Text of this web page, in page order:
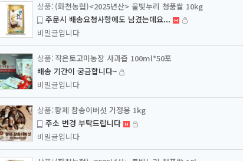
(화천농협)<2025년산> 물빛누리 청품쌀 10kg
주문시 배송요청사항에도 남겼는데요...
비밀글입니다
작은토고미농장 사과즙 100ml*50포
배송 기간이 궁금합니다~
비밀글입니다
황제 참송이버섯 가정용 1kg
주소 변경 부탁드립니다
비밀글입니다